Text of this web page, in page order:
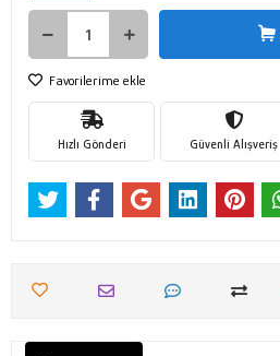
Favorilerime ekle
Hızlı Gönderi Güvenli Alışveriş